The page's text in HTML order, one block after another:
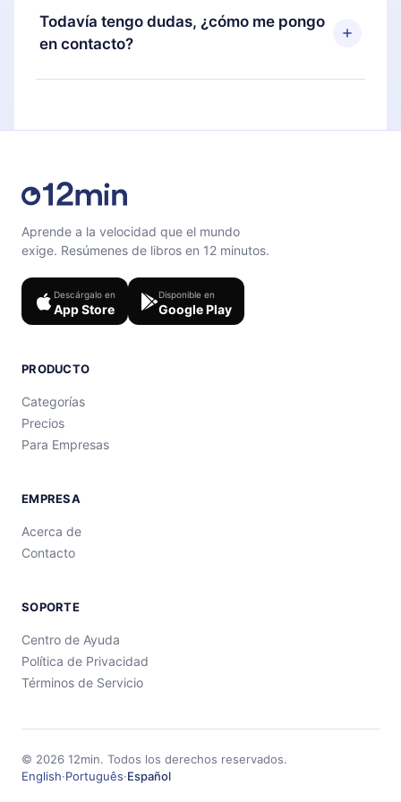
También puedes leer o escuchar tus títulos
favoritos sin conexión y desafiarte con un
puedes cancelar en cualquier momento y el
próximo ciclo de facturación no ocurrirá.
Todavía tengo dudas, ¿cómo me pongo
en contacto?
Siéntete libre de contactarnos en
Aprende a la velocidad que el mundo
exige. Resúmenes de libros en 12 minutos.
Descárgalo en
App Store
Disponible en
Google Play
PRODUCTO
Categorías
Precios
Para Empresas
EMPRESA
Acerca de
Contacto
SOPORTE
Centro de Ayuda
Política de Privacidad
Términos de Servicio
© 2026 12min. Todos los derechos reservados.
English·Português·Español